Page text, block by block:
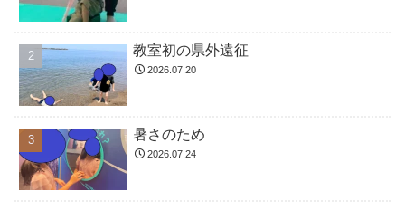
教室初の県外遠征
2026.07.20
暑さのため
2026.07.24